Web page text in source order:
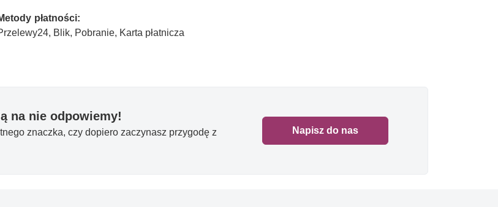
płatności:
Blik, Pobranie, Karta płatnicza
na nie odpowiemy!
znaczka, czy dopiero zaczynasz przygodę z
Napisz do nas